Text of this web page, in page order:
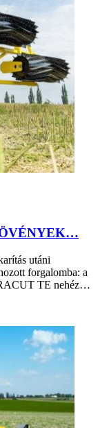
utáni
forgalomba: a
TE nehéz…